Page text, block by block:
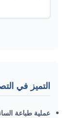
التميز في
عملية طباعة